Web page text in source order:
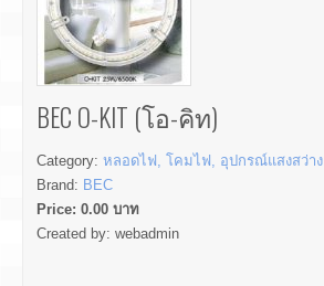
BEC O-KIT (โอ-คิท)
Category: หลอดไฟ, โคมไฟ, อุปกรณ์แสงสว่าง
Brand: BEC
Price: 0.00 บาท
Created by: webadmin